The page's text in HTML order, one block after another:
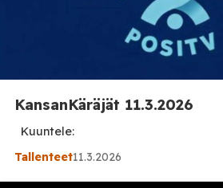
KansanKäräjät 11.3.2026
Kuuntele:
Tallenteet11.3.2026